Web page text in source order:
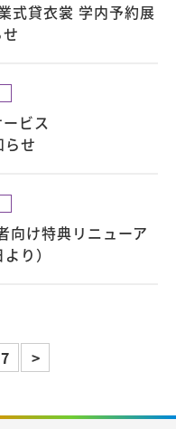
式貸衣裳 学内予約展
ビス
らせ
向け特典リニューア
り）
7 >